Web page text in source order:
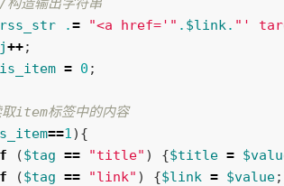
造输出字符串
.= "<a href='" . $link. "'
++;
= 0 ;
item标签中的内容
==1){
($tag == "title" ) {$title =
($tag == "link" ) {$link = $value